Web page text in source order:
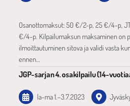
Osanottomaksut: 50 €/2-p, 25 €/4-p,
€/4-p. Kilpailumaksun maksaminen on
ilmoittautuminen sitova ja validi vasta
ennen…
JGP-sarjan 4. osakilpailu (14-
la-ma1.–3.7.2023